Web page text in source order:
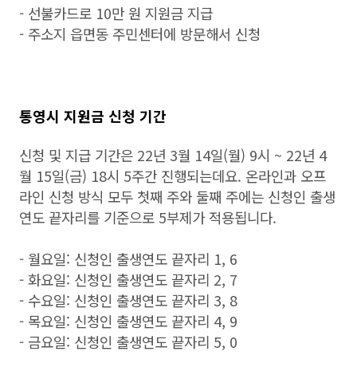
- 선불카드로 10만 원 지원금 지급
- 주소지 읍면동 주민센터에 방문해서 신청
통영시 지원금 신청 기간
신청 및 지급 기간은 22년 3월 14일(월) 9시 ~ 22년 4
월 15일(금) 18시 5주간 진행되는데요. 온라인과 오프
라인 신청 방식 모두 첫째 주와 둘째 주에는 신청인 출생
연도 끝자리를 기준으로 5부제가 적용됩니다.
- 월요일: 신청인 출생연도 끝자리 1, 6
- 화요일: 신청인 출생연도 끝자리 2, 7
- 수요일: 신청인 출생연도 끝자리 3, 8
- 목요일: 신청인 출생연도 끝자리 4, 9
- 금요일: 신청인 출생연도 끝자리 5, 0